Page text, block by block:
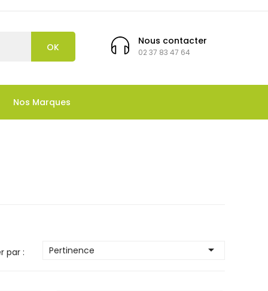
Nous contacter
02 37 83 47 64
OK
Nos Marques
par : Pertinence 